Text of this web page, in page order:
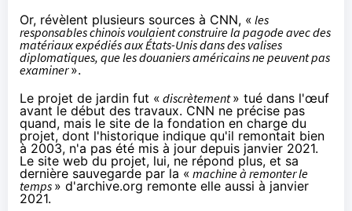
Or, révèlent plusieurs sources à CNN, « les
responsables chinois voulaient construire la pagode avec des
matériaux expédiés aux États-Unis dans des valises
diplomatiques, que les douaniers américains ne peuvent pas
examiner».
Le projet de jardin fut « discrètement» tué dans l'œuf
avant le début des travaux. CNN ne précise pas
quand, mais le site de la fondation en charge du
projet, dont l'historique indique qu'il remontait bien
à 2003, n'a pas été mis à jour depuis janvier 2021.
Le site web du projet, lui, ne répond plus, et sa
dernière sauvegarde par la « machine à remonter le
temps » d'archive.org remonte elle aussi à janvier
2021.